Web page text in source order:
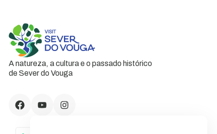
A natureza, a cultura e o passado histórico
de Sever do Vouga